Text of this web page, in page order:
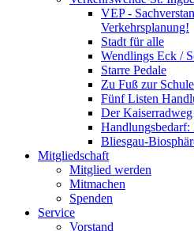
VEP -
Verkehrsplanung!
Stadt für alle
Wendlings Eck /
Starre Pedale
Zu Fuß zur Schule
Fünf Listen
Der Kaiserradweg
Bliesgau-
Mitgliedschaft
Mitglied werden
Mitmachen
Spenden
Service
Vorstand